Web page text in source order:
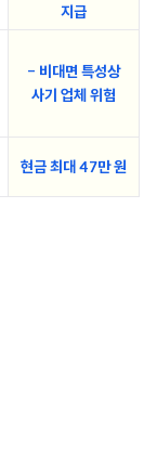
지급
- 비대면 특성상
사기 업체 위험
현금 최대 47만 원